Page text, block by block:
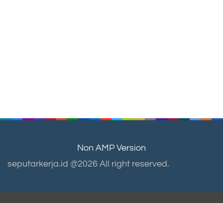
Non AMP Version
seputarkerja.id @2026 All right reserved.